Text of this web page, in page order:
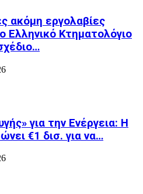
ακόμη εργολαβίες
Ελληνικό Κτηματολόγιο
για την Ενέργεια: Η
€1 δισ. για να…